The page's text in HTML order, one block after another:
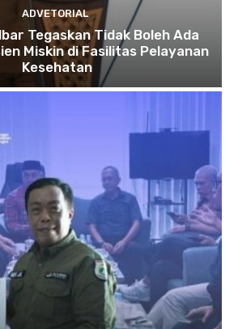
ADVETORIAL
Tegaskan Tidak Boleh Ada
Miskin di Fasilitas Pelayanan
Kesehatan